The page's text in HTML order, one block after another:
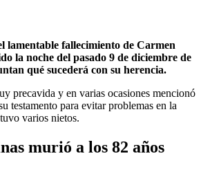
lamentable fallecimiento de Carmen
la noche del pasado 9 de diciembre de
qué sucederá con su herencia.
precavida y en varias ocasiones mencionó
testamento para evitar problemas en la
varios nietos.
murió a los 82 años